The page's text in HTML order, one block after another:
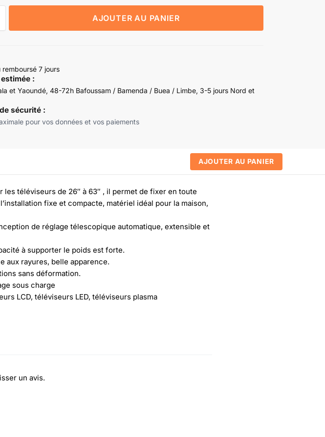
AJOUTER AU PANIER
remboursé 7 jours
:
et Yaoundé, 48-72h Bafoussam / Bamenda / Buea / Limbe, 3-5 jours Nord et
sécurité :
pour vos données et vos paiements
AJOUTER AU PANIER
les téléviseurs de 26″ à 63″ , il permet de fixer en toute
fixe et compacte, matériel idéal pour la maison,
de réglage télescopique automatique, extensible et
à supporter le poids est forte.
aux rayures, belle apparence.
sans déformation.
sous charge
LCD, téléviseurs LED, téléviseurs plasma
un avis.